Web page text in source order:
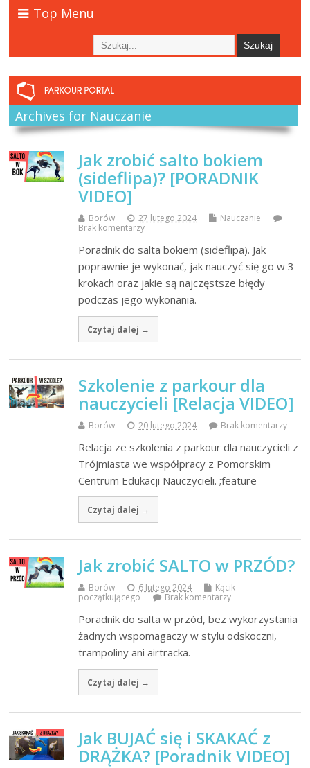
Top Menu
Archives for Nauczanie
Jak zrobić salto bokiem
(sideflipa)? [PORADNIK
VIDEO]
Borów 27 lutego 2024
Nauczanie
Brak komentarzy
Poradnik do salta bokiem (sideflipa). Jak
poprawnie je wykonać, jak nauczyć się go w 3
krokach oraz jakie są najczęstsze błędy
podczas jego wykonania.
Czytaj dalej →
Szkolenie z parkour dla
nauczycieli [Relacja VIDEO]
Borów 20 lutego 2024 Brak komentarzy
Relacja ze szkolenia z parkour dla nauczycieli z
Trójmiasta we współpracy z Pomorskim
Centrum Edukacji Nauczycieli. ;feature=
Czytaj dalej →
Jak zrobić SALTO w PRZÓD?
Borów 6 lutego 2024
Kącik
początkującego
Brak komentarzy
Poradnik do salta w przód, bez wykorzystania
żadnych wspomagaczy w stylu odskoczni,
trampoliny ani airtracka.
Czytaj dalej →
Jak BUJAĆ się i SKAKAĆ z
DRĄŻKA? [Poradnik VIDEO]